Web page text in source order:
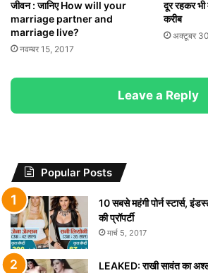
जीवन : जानिए How will your
marriage partner and
marriage live?
नवम्बर 15, 2017
दूर रहकर
करीब
अक्टूबर
Leave a Reply
Popular Posts
10 सबसे महंगी पोर्न स्टार्स,
की प्रॉपर्टी
मार्च 5, 2017
LEAKED: राखी सावंत का